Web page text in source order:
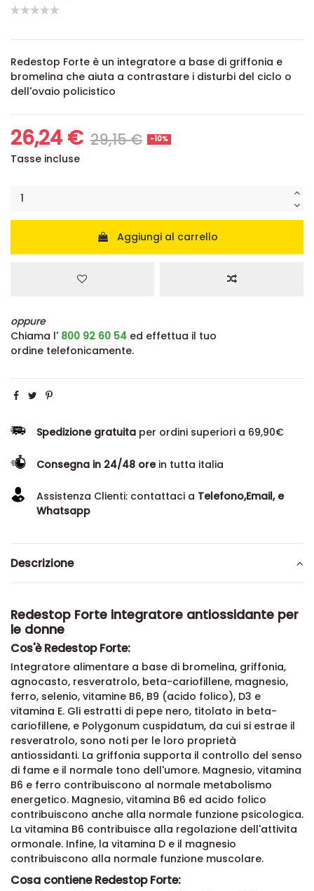
Redestop Forte è un integratore a base di griffonia e
bromelina che aiuta a contrastare i disturbi del ciclo o
dell'ovaio policistico
26,24 € 29,15 € -10%
Tasse incluse
Aggiungi al carrello
oppure
Chiama l' 800 92 60 54 ed effettua il tuo
ordine telefonicamente.
Spedizione gratuita per ordini superiori a 69,90€
Consegna in 24/48 orein tutta italia
Assistenza Clienti: contattaci a Telefono,Email, e
Whatsapp
Descrizione
Redestop Forte integratore antiossidante per
le donne
Cos'è Redestop Forte:
Integratore alimentare a base di bromelina, griffonia,
agnocasto, resveratrolo, beta-cariofillene, magnesio,
ferro, selenio, vitamine B6, B9 (acido folico), D3 e
vitamina E. Gli estratti di pepe nero, titolato in beta-
cariofillene, e Polygonum cuspidatum, da cui si estrae il
resveratrolo, sono noti per le loro proprietà
antiossidanti. La griffonia supporta il controllo del senso
di fame e il normale tono dell'umore. Magnesio, vitamina
B6 e ferro contribuiscono al normale metabolismo
energetico. Magnesio, vitamina B6 ed acido folico
contribuiscono anche alla normale funzione psicologica.
La vitamina B6 contribuisce alla regolazione dell'attivita
ormonale. Infine, la vitamina D e il magnesio
contribuiscono alla normale funzione muscolare.
Cosa contiene Redestop Forte: